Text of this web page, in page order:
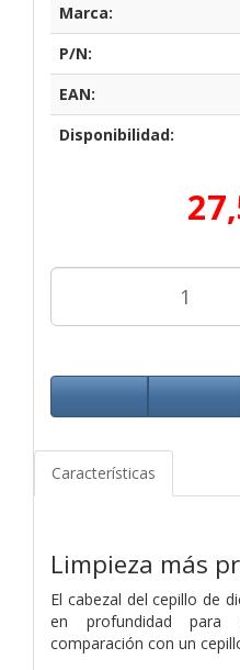
Marca:
P/N:
EAN:
Disponibilidad:
Características
Limpieza más
El cabezal del cepillo de
en profundidad para
comparación con un